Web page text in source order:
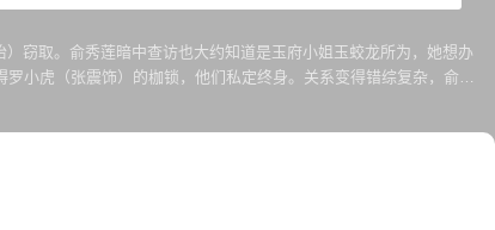
窃取。俞秀莲暗中查访也大约知道是玉府小姐玉蛟龙所为，她想办
小虎（张震饰）的枷锁，他们私定终身。关系变得错综复杂，俞秀